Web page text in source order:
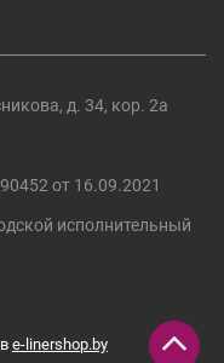
д. 34, кор. 2а
от 16.09.2021
исполнительный
e-linershop.by